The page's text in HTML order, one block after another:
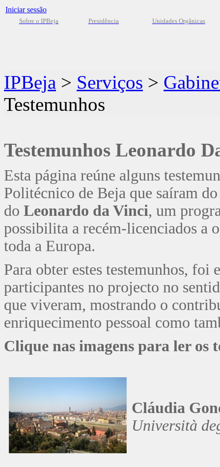
Iniciar sessão
Sobre o IPBeja Presidência Unidades Orgânicas
IPBeja > Serviços >
Testemunhos
Testemunhos Leonardo
Esta página reúne alguns
Politécnico de Beja que saíram
do Leonardo da Vinci, um
possibilita a recém-licenciados a
toda a Europa.
Para obter estes testemunhos,
participantes no projecto no
que viveram, mostrando o
enriquecimento pessoal como
Clique nas imagens para ler os
Cláudia
Università